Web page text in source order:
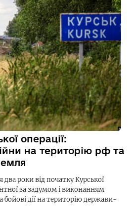
операції:
на територію рф та
роки від початку Курської
за задумом і виконанням
бойові дії на територію держави-